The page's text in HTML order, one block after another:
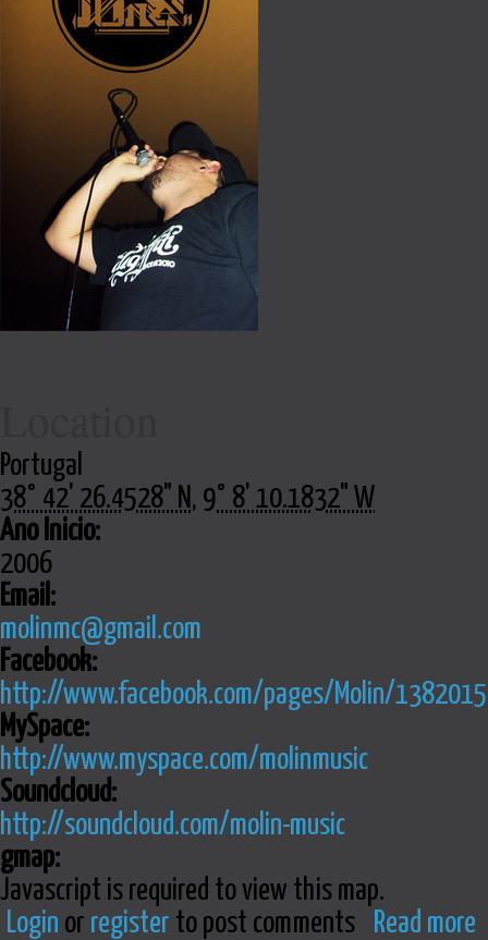
Portugal
38° 42' 26.4528" N, 9° 8' 10.1832" W
Ano Inicio:
2006
Email:
molinmc@gmail.com
Facebook:
http://www.facebook.com/pages/Molin/
MySpace:
http://www.myspace.com/molinmusic
Soundcloud:
http://soundcloud.com/molin-music
gmap:
Javascript is required to view this map.
Login or register to post comments Read more